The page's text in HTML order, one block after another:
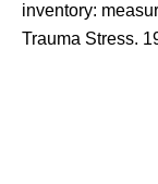
inventory:
Trauma Stress.